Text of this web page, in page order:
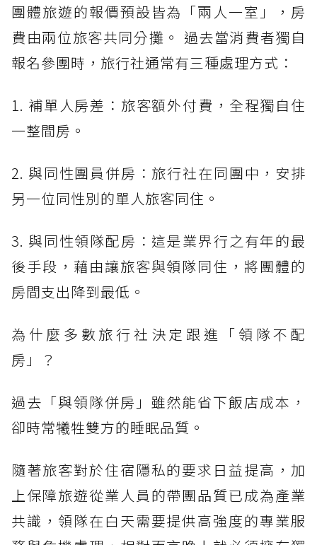
團體旅遊的報價預設皆為「兩人一室」，房
費由兩位旅客共同分攤。 過去當消費者獨自
報名參團時，旅行社通常有三種處理方式：
1. 補單人房差：旅客額外付費，全程獨自住
一整間房。
2. 與同性團員併房：旅行社在同團中，安排
另一位同性別的單人旅客同住。
3. 與同性領隊配房：這是業界行之有年的最
後手段，藉由讓旅客與領隊同住，將團體的
房間支出降到最低。
為什麼多數旅行社決定跟進「領隊不配
房」？
過去「與領隊併房」雖然能省下飯店成本，
卻時常犧牲雙方的睡眠品質。
隨著旅客對於住宿隱私的要求日益提高，加
上保障旅遊從業人員的帶團品質已成為產業
共識，領隊在白天需要提供高強度的專業服